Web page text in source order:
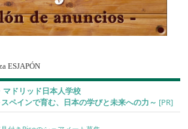
ESJAPÓN
ドリッド日本人学校
スペインで育む、日本の学びと未来への力～ [PR]